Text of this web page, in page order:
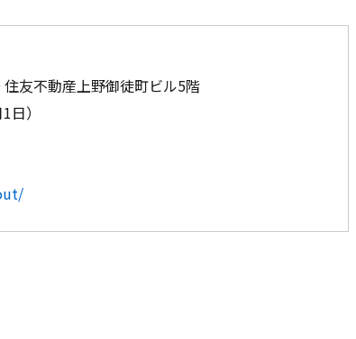
友不動産上野御徒町ビル5階
）